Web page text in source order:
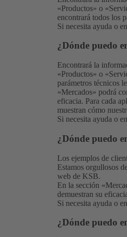
«Productos» o «
encontrará todos los
Si necesita ayuda o
¿Dónde puedo
Encontrará la
«Productos» o «
parámetros técnicos
«Mercados» podrá
eficacia. Para cada
muestran cómo
Si necesita ayuda o
¿Dónde puedo
Los ejemplos de
Estamos orgullosos
web de KSB.
En la sección
demuestran su
Si necesita ayuda o
¿Dónde puedo